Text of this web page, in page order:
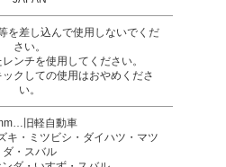
を差し込んで使用しないでくだ
さい。
ンチを使用してください。
ックしての使用はおやめくださ
い。
旧軽自動車
・ミツビシ・ダイハツ・マツ
ダ・スバル